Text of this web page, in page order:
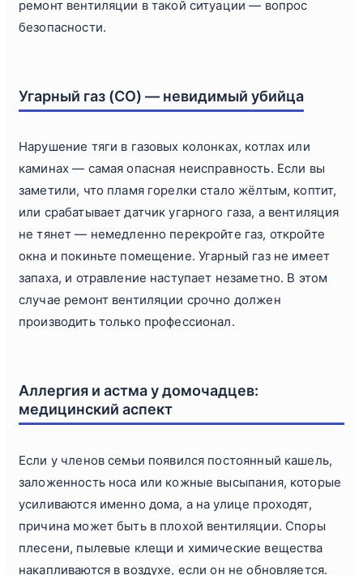
ремонт вентиляции в такой ситуации — вопрос
безопасности.
Угарный газ (CO) — невидимый убийца
Нарушение тяги в газовых колонках, котлах или
каминах — самая опасная неисправность. Если вы
заметили, что пламя горелки стало жёлтым, коптит,
или срабатывает датчик угарного газа, а вентиляция
не тянет — немедленно перекройте газ, откройте
окна и покиньте помещение. Угарный газ не имеет
запаха, и отравление наступает незаметно. В этом
случае ремонт вентиляции срочно должен
производить только профессионал.
Аллергия и астма у домочадцев:
медицинский аспект
Если у членов семьи появился постоянный кашель,
заложенность носа или кожные высыпания, которые
усиливаются именно дома, а на улице проходят,
причина может быть в плохой вентиляции. Споры
плесени, пылевые клещи и химические вещества
накапливаются в воздухе, если он не обновляется.